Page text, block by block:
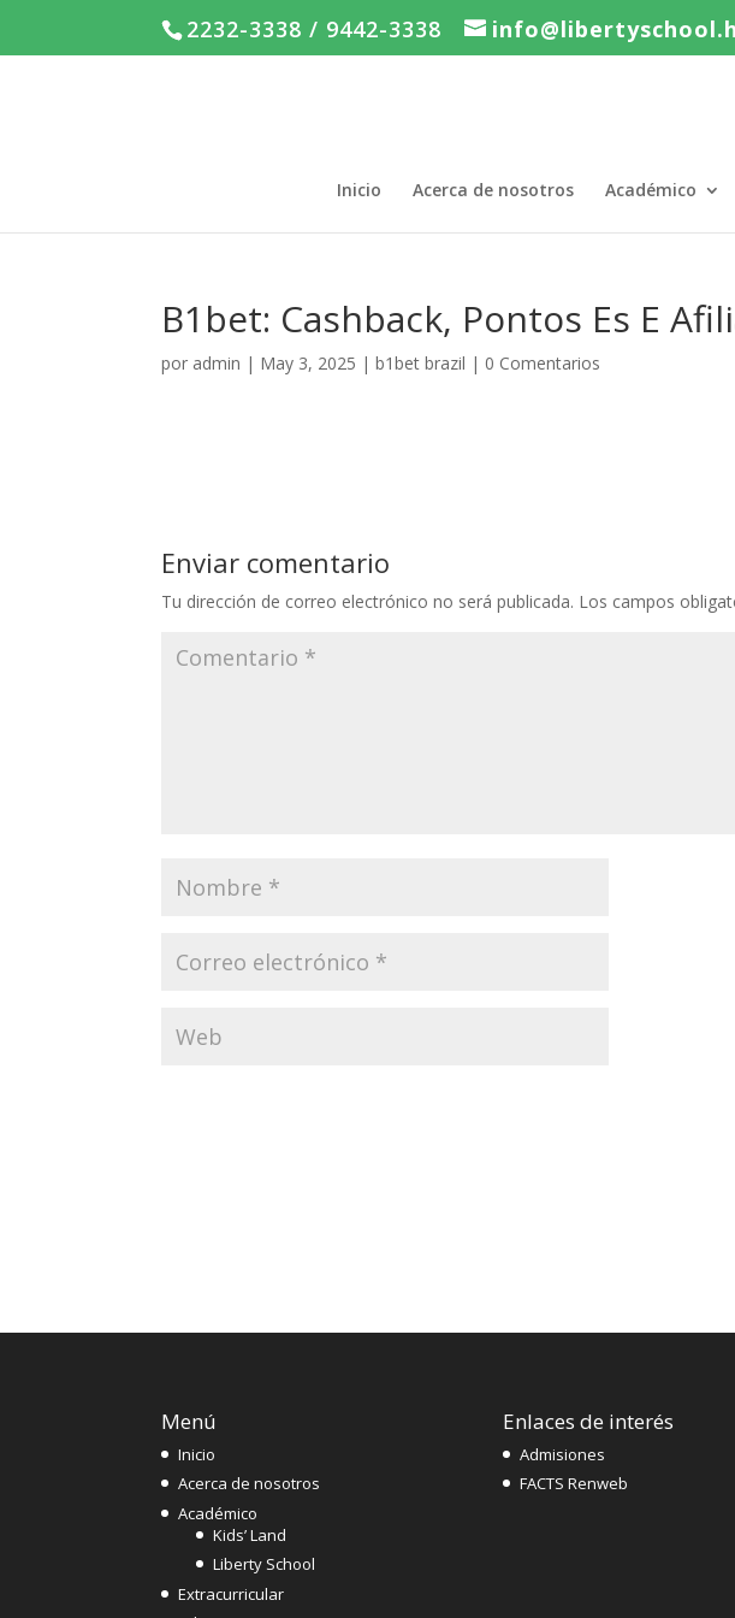
2232-3338 / 9442-3338
Inicio Acerca de nosotros Académico
B1bet: Cashback, Pontos Es E
por admin | May 3, 2025 |b1bet brazil | 0 Comentarios
Enviar comentario
Tu dirección de correo electrónico no será publicada. Los campos
Menú
Inicio
Acerca de nosotros
Académico
Kids’ Land
Liberty School
Extracurricular
Enlaces de interés
Admisiones
FACTS Renweb